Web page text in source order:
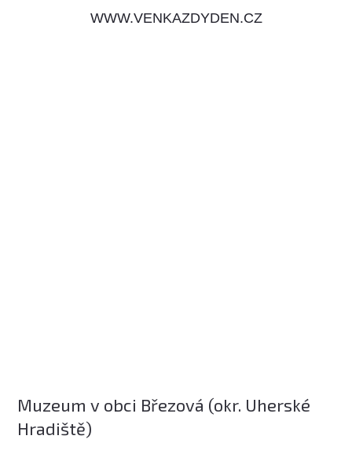
WWW.VENKAZDYDEN.CZ
Muzeum v obci Březová (okr. Uherské
Hradiště)